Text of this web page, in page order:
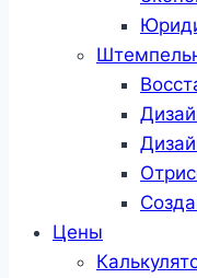
Цены